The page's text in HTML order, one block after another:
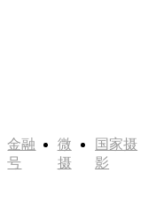
金融
号
微
摄
国家摄
影